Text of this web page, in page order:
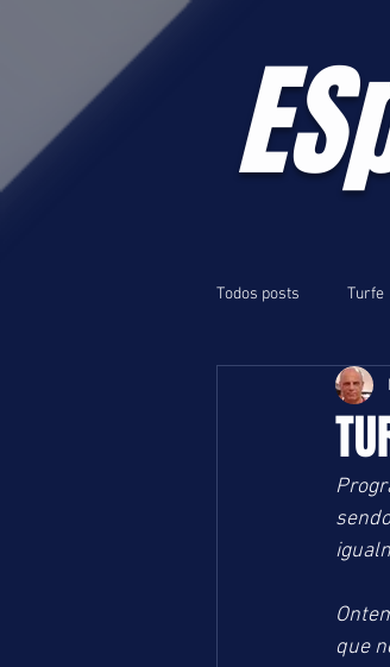
Todos posts Turfe
que